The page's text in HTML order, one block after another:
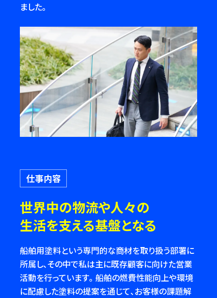
ました。
仕事内容
世界中の物流や人々の
生活を支える基盤となる
船舶用塗料という専門的な商材を取り扱う部署に
所属し、その中で私は主に既存顧客に向けた営業
活動を行っています。船舶の燃費性能向上や環境
に配慮した塗料の提案を通じて、お客様の課題解